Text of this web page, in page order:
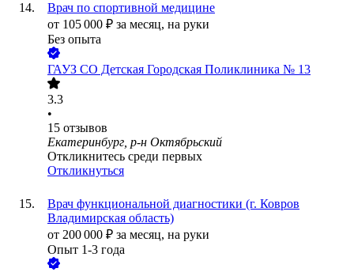
Врач по спортивной медицине
от 105 000 ₽ за месяц, на руки
Без опыта
ГАУЗ СО Детская Городская Поликлиника № 13
3.3
•
15 отзывов
Екатеринбург, р-н Октябрьский
Откликнитесь среди первых
Откликнуться
Врач функциональной диагностики (г. Ковров
Владимирская область)
от 200 000 ₽ за месяц, на руки
Опыт 1-3 года